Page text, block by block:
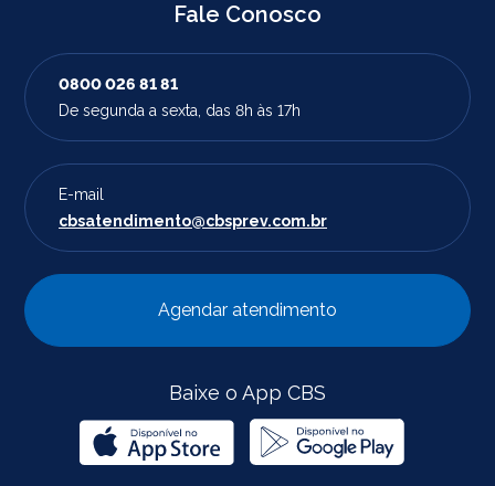
Fale Conosco
0800 026 81 81
De segunda a sexta, das 8h às 17h
E-mail
cbsatendimento@cbsprev.com.br
Agendar atendimento
Baixe o App CBS